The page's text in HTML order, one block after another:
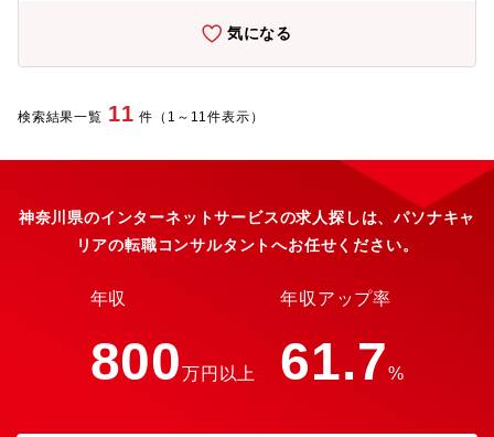
交渉・提携による事業拡大・売上・販売データの分析と改善策の
踏まえて決定します。【募集背景】IPプロデュース事業は2024年
4月のSHIBUYA TSUTAYAリニューアル時に誕生したSHIBUYA
た。「IP書店」はコミック・アニメ・VTuber(※バーチャル
YouTuber)などを取り扱い、店内は、POP UP SHOP・IP100・
ギャラリーの3つのフロアから構成され、コミック・フィギュア・
グッズなどを中心として販売し、販売商品の半数以上は「IP書
店」オリジナル限定商品となり、IPエンタテインメントコンテン
るイベントも実施しています。この新規事業の中核メンバーとし
ける方を募集します。2次元IPコンテンツへの深い愛情と事業への
情熱を持ち、私たちとともに新たなビジネスを創造していく仲間
気になる
検索結果一覧 11 件（1～11件表示）
神奈川県のインターネットサービスの求人探しは、パソナキャ
リアの転職コンサルタントへお任せください。
年収
800万円以上
年収アップ率
61.7%